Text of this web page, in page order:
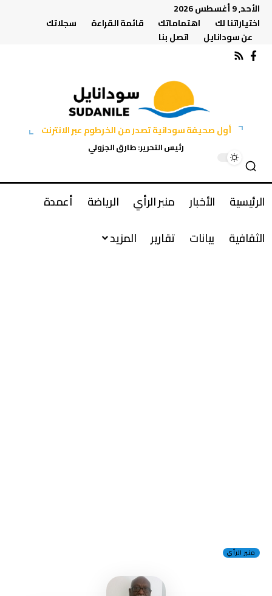
الأحد, 9 أغسطس 2026
اختياراتنا لك
اهتماماتك قائمة القراءة
سجلاتك
عن سودانايل
اتصل بنا
أول صحيفة سودانية تصدر من الخرطوم عبر الانترنت
رئيس التحرير: طارق الجزولي
الرئيسية الأخبار منبر الرأي الرياضة
أعمدة
الثقافية
بيانات تقارير المزيد
منبر الرأي